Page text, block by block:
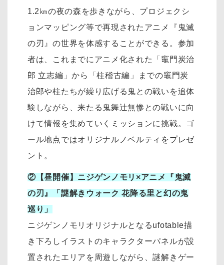
1.2㎞の夜の森を歩きながら、プロジェクシ
ョンマッピング等で再現されたアニメ『鬼滅
の刃』の世界を体感することができる。参加
者は、これまでにアニメ化された「竈門炭治
郎 立志編」から「柱稽古編」までの竈門炭
治郎や柱たちが繰り広げる鬼との戦いを追体
験しながら、来たる鬼舞辻󠄀無惨との戦いに向
けて情報を集めていくミッションに挑戦。ゴ
ール地点ではオリジナルノベルティをプレゼ
ント。
②【昼開催】ニジゲンノモリ×アニメ『鬼滅
の刃』「謎解きウォーク 花降る里と幻の鬼
巡り」
ニジゲンノモリオリジナルとなるufotable描
き下ろしイラストのキャラクターパネルが設
置されたエリアを周遊しながら、謎解きゲー